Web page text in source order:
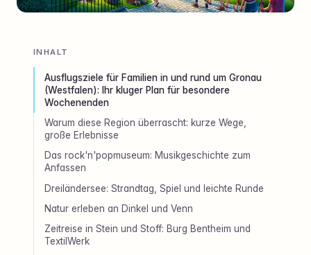
INHALT
Ausflugsziele für Familien in und rund um Gronau
(Westfalen): Ihr kluger Plan für besondere
Wochenenden
Warum diese Region überrascht: kurze Wege,
große Erlebnisse
Das rock'n'popmuseum: Musikgeschichte zum
Anfassen
Dreiländersee: Strandtag, Spiel und leichte Runde
Natur erleben an Dinkel und Venn
Zeitreise in Stein und Stoff: Burg Bentheim und
TextilWerk